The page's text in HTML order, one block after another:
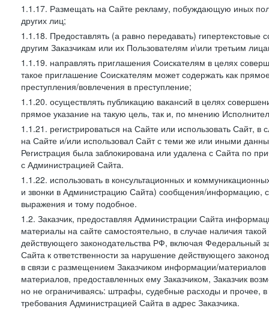
1.1.17. Размещать на Сайте рекламу, побуждающую иных
других лиц;
1.1.18. Предоставлять (а равно передавать)
другим Заказчикам или их Пользователям и\или третьим
1.1.19. направлять приглашения Соискателям в целях
такое приглашение Соискателям может содержать как
преступления/вовлечения в преступление;
1.1.20. осуществлять публикацию вакансий в целях
прямое указание на такую цель, так и, по мнению
1.1.21. регистрироваться на Сайте или использовать Сайт,
на Сайте и/или использовал Сайт с теми же или иными
Регистрация была заблокирована или удалена с Сайта по
с Администрацией Сайта.
1.1.22. использовать в консультационных и
и звонки в Администрацию Сайта) сообщения/информацию,
выражения и тому подобное.
1.2. Заказчик, предоставляя Администрации Сайта
материалы на сайте самостоятельно, в случае наличия
действующего законодательства РФ, включая
Сайта к ответственности за нарушение действующего
в связи с размещением Заказчиком информации/
материалов, предоставленных ему Заказчиком, Заказчик
но не ограничиваясь: штрафы, судебные расходы и прочее,
требования Администрацией Сайта в адрес Заказчика.